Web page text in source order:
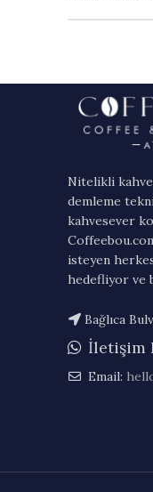
Nitelikli
demleme
kahvesever
isteyen
hedefliyor ve
Bağlıca
İletişim
Email: